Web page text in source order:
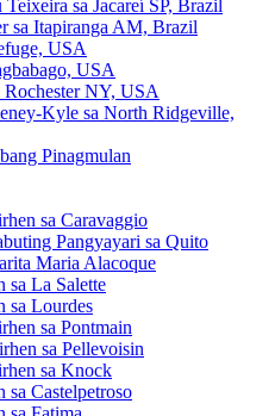
sa Jacareí SP, Brazil
sa Itapiranga AM, Brazil
USA
USA
Rochester NY, USA
Kyle sa North Ridgeville,
Pinagmulan
sa Caravaggio
Pangyayari sa Quito
Maria Alacoque
sa La Salette
sa Lourdes
sa Pontmain
sa Pellevoisin
sa Knock
Castelpetroso